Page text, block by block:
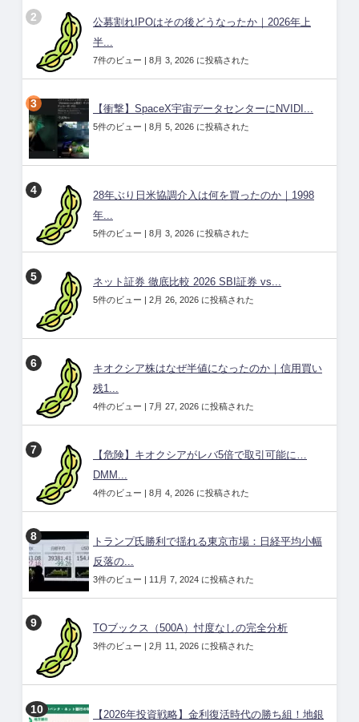
公募割れIPOはその後どうなったか｜2026年上
半...
7件のビュー 8月 3, 2026 に投稿された
【衝撃】SpaceX宇宙データセンターにNVIDI...
5件のビュー 8月 5, 2026 に投稿された
28年ぶり日米協調介入は何を買ったのか｜1998
年...
5件のビュー 8月 3, 2026 に投稿された
ネット証券 徹底比較 2026 SBI証券 vs...
5件のビュー 2月 26, 2026 に投稿された
キオクシア株はなぜ半値になったのか｜信用買い
残1...
4件のビュー 7月 27, 2026 に投稿された
【危険】キオクシアがレバ5倍で取引可能に…
DMM...
4件のビュー 8月 4, 2026 に投稿された
トランプ氏勝利で揺れる東京市場：日経平均小幅
反落の...
3件のビュー 11月 7, 2024 に投稿された
TOブックス（500A）忖度なしの完全分析
3件のビュー 2月 11, 2026 に投稿された
【2026年投資戦略】金利復活時代の勝ち組！地銀